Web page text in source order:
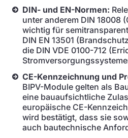
DIN- und EN-Normen:
unter anderem DIN 18008
wichtig für
DIN EN 13501
die DIN VDE 0100-712
CE-Kennzeichnung und
BIPV-Module gelten als
eine bauaufsichtliche
europäische CE-
wird bestätigt, dass sie
auch bautechnische